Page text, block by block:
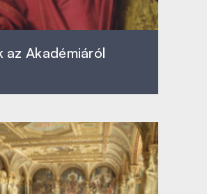
az Akadémiáról